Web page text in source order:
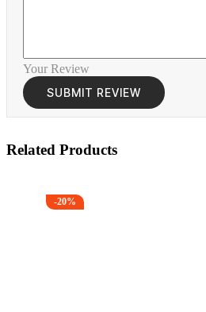
Your Review
Related Products
-20%